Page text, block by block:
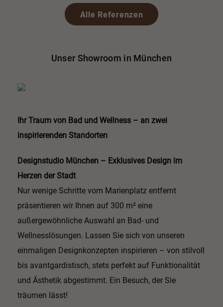
Alle Referenzen
Unser Showroom in München
Ihr Traum von Bad und Wellness – an zwei
inspirierenden Standorten
Designstudio München – Exklusives Design im
Herzen der Stadt
Nur wenige Schritte vom Marienplatz entfernt
präsentieren wir Ihnen auf 300 m² eine
außergewöhnliche Auswahl an Bad- und
Wellnesslösungen. Lassen Sie sich von unseren
einmaligen Designkonzepten inspirieren – von stilvoll
bis avantgardistisch, stets perfekt auf Funktionalität
und Ästhetik abgestimmt. Ein Besuch, der Sie
träumen lässt!